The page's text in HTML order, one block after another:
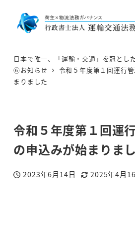
日本で唯一、「運輸・交通」を冠とし
⑥お知らせ
令和５年度第１回運行
まりました
令和５年度第１回運
の申込みが始まりま
投稿日
2023年6月14日
更新日
2025年4月